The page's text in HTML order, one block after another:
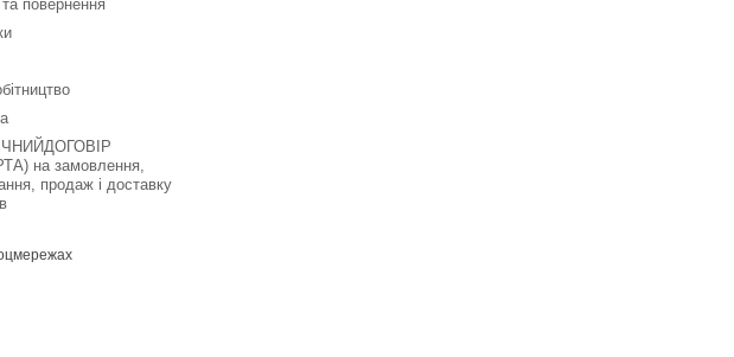
повернення
на замовлення,
продаж і доставку